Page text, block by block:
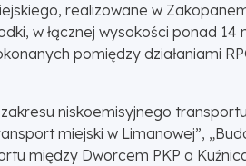
realizowane w
w łącznej wysokości ponad 14
pomiędzy działaniami
niskoemisyjnego
miejski w Limanowej”,
między Dworcem PKP a